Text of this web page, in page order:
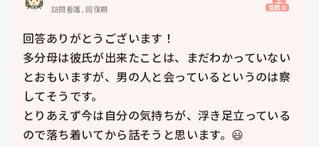
訪問看護, 回復期 質問主
回答ありがとうございます！
多分母は彼氏が出来たことは、まだわかっていない
とおもいますが、男の人と会っているというのは察
してそうです。
とりあえず今は自分の気持ちが、浮き足立っている
ので落ち着いてから話そうと思います。😃